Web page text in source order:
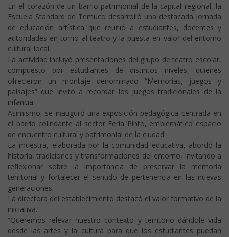
En el corazón de un barrio patrimonial de la capital regional, la
Escuela Standard de Temuco desarrolló una destacada jornada
de educación artística que reunió a estudiantes, docentes y
autoridades en torno al teatro y la puesta en valor del entorno
cultural local.
La actividad incluyó presentaciones del grupo de teatro escolar,
compuesto por estudiantes de distintos niveles, quienes
ofrecieron un montaje denominado “Memorias, juegos y
paisajes” que invitó a recordar los juegos tradicionales de la
infancia.
Asimismo, se inauguró una exposición pedagógica centrada en
el barrio colindante al sector Feria Pinto, emblemático espacio
de encuentro cultural y patrimonial de la ciudad.
La muestra, elaborada por la comunidad educativa, abordó la
historia, tradiciones y transformaciones del entorno, invitando a
reflexionar sobre la importancia de preservar la memoria
territorial y fortalecer el sentido de pertenencia en las nuevas
generaciones.
La directora del establecimiento destacó el valor formativo de la
iniciativa.
“Queremos relevar nuestro contexto y territorio dándole vida
desde las artes y la cultura para que los estudiantes puedan